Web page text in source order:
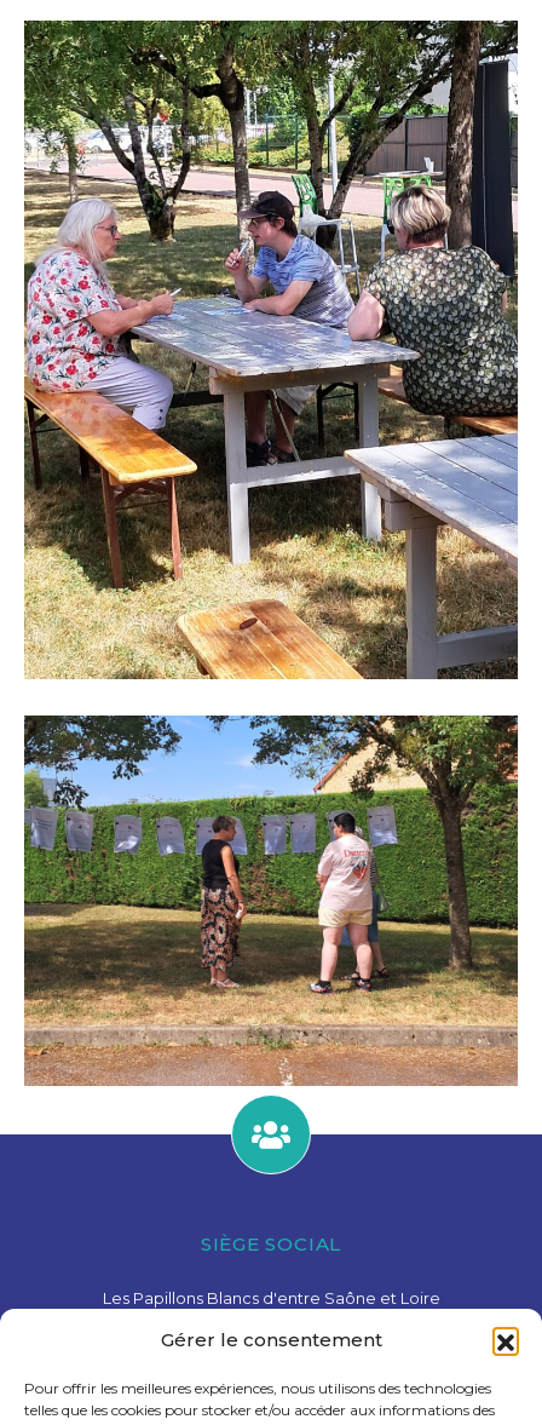
Gérer le consentement
Pour offrir les meilleures expériences, nous utilisons des technologies
telles que les cookies pour stocker et/ou accéder aux informations des
SIÈGE SOCIAL
Les Papillons Blancs d'entre Saône et Loire
03 85 81 28 78
contact@pbesl.fr